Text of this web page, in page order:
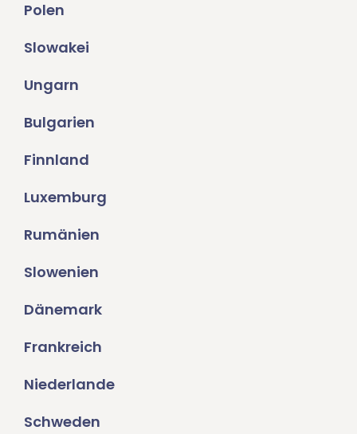
Polen
Slowakei
Ungarn
Bulgarien
Finnland
Luxemburg
Rumänien
Slowenien
Dänemark
Frankreich
Niederlande
Schweden